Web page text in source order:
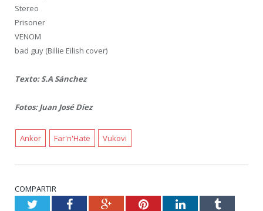
Stereo
Prisoner
VENOM
bad guy (Billie Eilish cover)
Texto: S.A Sánchez
Fotos: Juan José Díez
Ankor Far'n'Hate Vukovi
COMPARTIR
TwitterFacebookGoogle+PinterestLinkedInTumblr